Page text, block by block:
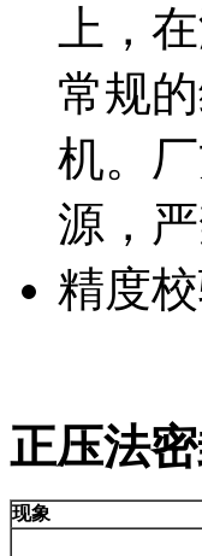
上，
常规
机。
源，
精度
正压法
现象